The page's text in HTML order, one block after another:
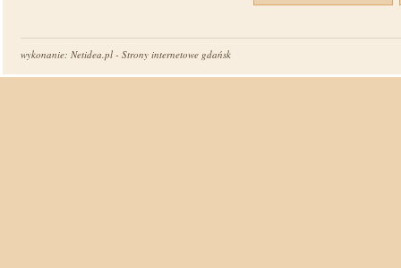
wykonanie: Netidea.pl - Strony internetowe gdańsk